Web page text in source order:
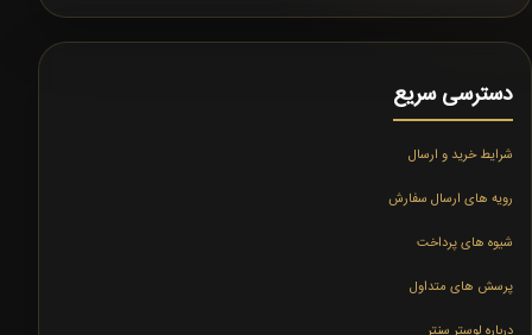
دسترسی سریع
شرایط خرید و ارسال
رویه های ارسال سفارش
شیوه های پرداخت
پرسش های متداول